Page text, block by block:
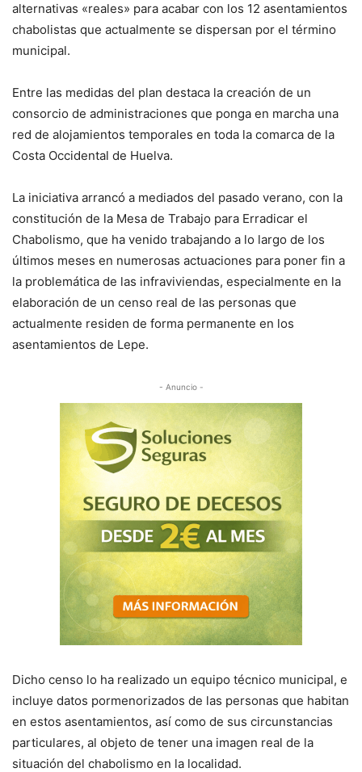
alternativas «reales» para acabar con los 12 asentamientos
chabolistas que actualmente se dispersan por el término
municipal.
Entre las medidas del plan destaca la creación de un
consorcio de administraciones que ponga en marcha una
red de alojamientos temporales en toda la comarca de la
Costa Occidental de Huelva.
La iniciativa arrancó a mediados del pasado verano, con la
constitución de la Mesa de Trabajo para Erradicar el
Chabolismo, que ha venido trabajando a lo largo de los
últimos meses en numerosas actuaciones para poner fin a
la problemática de las infraviviendas, especialmente en la
elaboración de un censo real de las personas que
actualmente residen de forma permanente en los
asentamientos de Lepe.
- Anuncio -
Dicho censo lo ha realizado un equipo técnico municipal, e
incluye datos pormenorizados de las personas que habitan
en estos asentamientos, así como de sus circunstancias
particulares, al objeto de tener una imagen real de la
situación del chabolismo en la localidad.